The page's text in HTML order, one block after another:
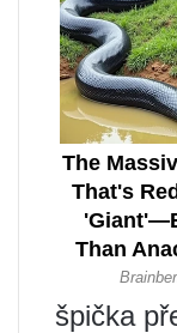
špička